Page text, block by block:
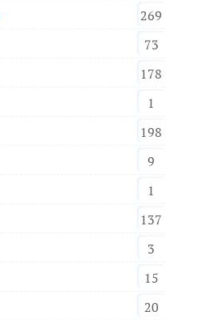
269
73
178
1
198
9
1
137
3
15
20